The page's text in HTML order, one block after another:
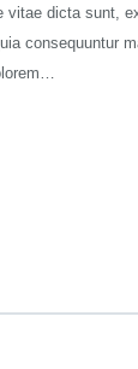
vitae dicta sunt,
consequuntur